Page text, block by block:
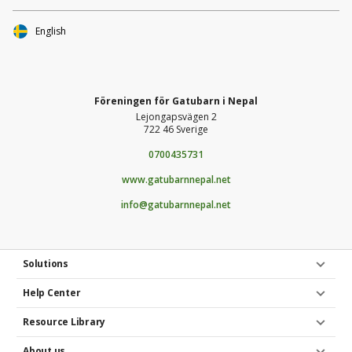
och linser 50 kr ger 6 kycklingar. 4000 kr. ger hjälp
till 10 familjer. Alla bidrag blir till glädje.
Föreningen för Gatubarn i Nepal
Lejongapsvägen 2
722 46 Sverige
0700435731
www.gatubarnnepal.net
info@gatubarnnepal.net
Solutions
Help Center
Resource Library
English